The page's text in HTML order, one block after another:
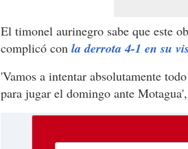
El timonel aurinegro sabe que este
complicó con la derrota 4-1 en su
'Vamos a intentar absolutamente
para jugar el domingo ante